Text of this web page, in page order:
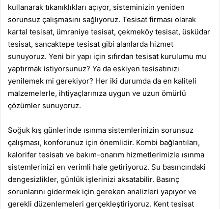
kullanarak tıkanıklıkları açıyor, sisteminizin yeniden
sorunsuz çalışmasını sağlıyoruz. Tesisat firması olarak
kartal tesisat, ümraniye tesisat, çekmeköy tesisat, üsküdar
tesisat, sancaktepe tesisat gibi alanlarda hizmet
sunuyoruz. Yeni bir yapı için sıfırdan tesisat kurulumu mu
yaptırmak istiyorsunuz? Ya da eskiyen tesisatınızı
yenilemek mi gerekiyor? Her iki durumda da en kaliteli
malzemelerle, ihtiyaçlarınıza uygun ve uzun ömürlü
çözümler sunuyoruz.
Soğuk kış günlerinde ısınma sistemlerinizin sorunsuz
çalışması, konforunuz için önemlidir. Kombi bağlantıları,
kalorifer tesisatı ve bakım-onarım hizmetlerimizle ısınma
sistemlerinizi en verimli hale getiriyoruz. Su basıncındaki
dengesizlikler, günlük işlerinizi aksatabilir. Basınç
sorunlarını gidermek için gereken analizleri yapıyor ve
gerekli düzenlemeleri gerçekleştiriyoruz. Kent tesisat